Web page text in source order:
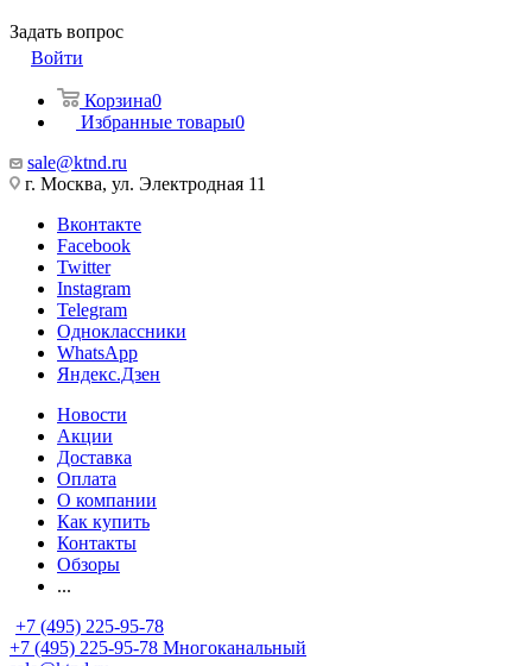
Задать вопрос
Войти
Корзина0
Избранные товары0
sale@ktnd.ru
г. Москва, ул. Электродная 11
Вконтакте
Facebook
Twitter
Instagram
Telegram
Одноклассники
WhatsApp
Яндекс.Дзен
Новости
Акции
Доставка
Оплата
О компании
Как купить
Контакты
Обзоры
...
+7 (495) 225-95-78
+7 (495) 225-95-78 Многоканальный